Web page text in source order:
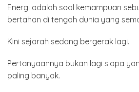
Energi adalah soal kemampuan
bertahan di tengah dunia yang
Kini sejarah sedang bergerak lagi.
Pertanyaannya bukan lagi siapa
paling banyak.